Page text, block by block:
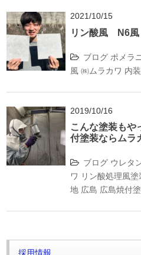
2021/10/15
リン酸風 N6風
ブログ ポメラ
風 ㈱ムラカワ 内装
2019/10/16
こんな塗装も
付塗装ならム
ブログ ウレタ
ワ リン酸処理風塗
地 広島 広島焼付
採用情報